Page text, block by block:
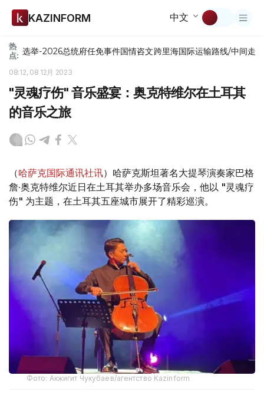
KAZINFORM 中文
热
点: 选举-2026总统府任免事件国情咨文跨里海国际运输路线/中间走廊
08:12, 08 12月 2023
"灵魂疗伤" 音乐盛宴：奥克特维尔在土耳其
的音乐之旅
（哈萨克国际通讯社讯）哈萨克斯坦著名大提琴演奏家巴格
詹·奥克特维尔近日在土耳其举办多场音乐会，他以 "灵魂疗
伤" 为主题，在土耳其五座城市展开了精彩巡演。
Фото: Акжигит Чукубаев/агентство Kazinform